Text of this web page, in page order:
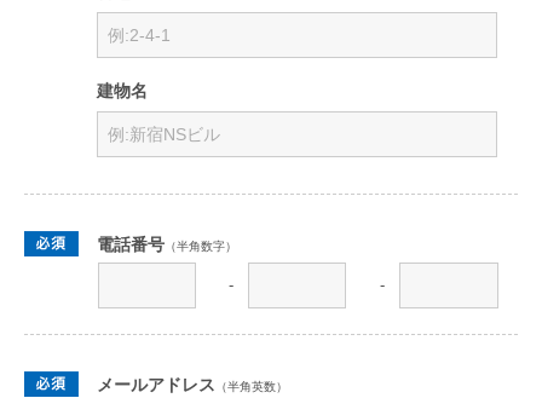
建物名
電話番号 （半角数字）
- -
メールアドレス （半角英数）